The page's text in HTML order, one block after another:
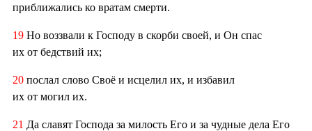
приближались ко вратам смерти.
19 Но воззвали к Господу в скорби своей, и Он спас
их от бедствий их;
20 послал слово Своё и исцелил их, и избавил
их от могил их.
21 Да славят Господа за милость Его и за чудные дела Его